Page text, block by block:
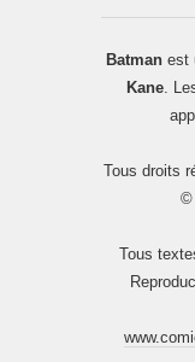
Batmanest
Kane.
Tous droits
©
Tous